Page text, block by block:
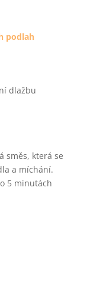
podlah
dlažbu
směs, která se
a míchání.
5 minutách